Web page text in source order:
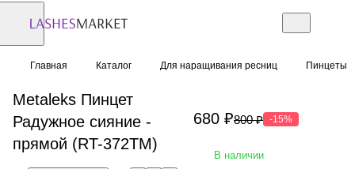
Главная Каталог Для наращивания ресниц Пинцеты
Metaleks Пинцет
Радужное сияние -
прямой (RT-372TM)
680 ₽800 ₽ -15%
В наличии